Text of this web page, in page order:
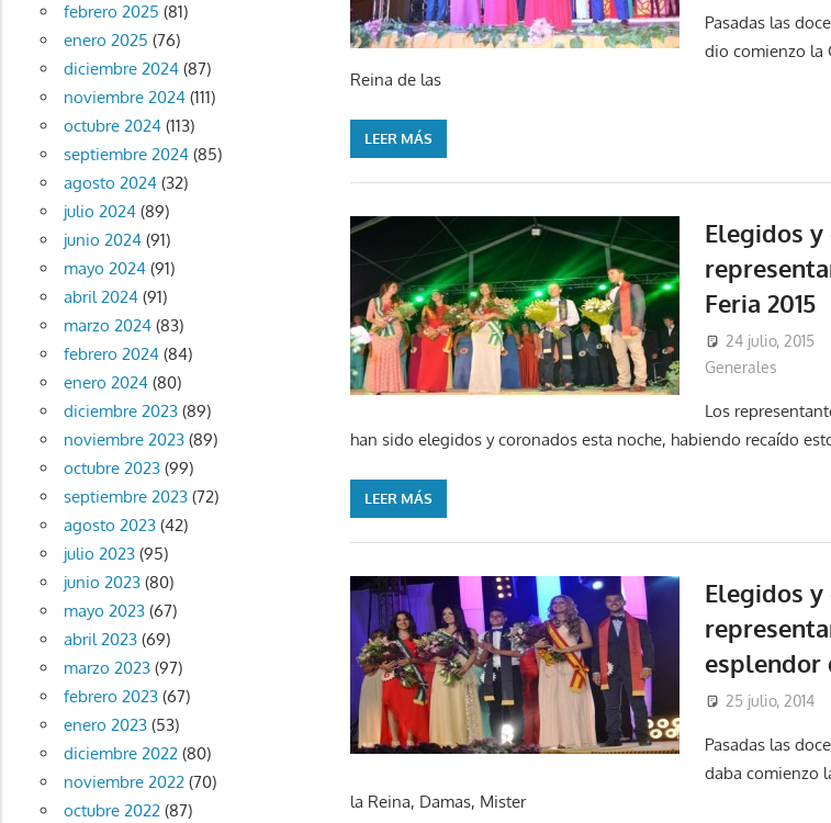
Pasadas las
dio comienzo la
Reina de las
LEER MÁS
Elegidos
Feria 2015
24 julio, 2015
Generales
Los
han sido elegidos y coronados esta noche, habiendo recaído
LEER MÁS
Elegidos
esplendor
25 julio, 2014
Pasadas las
daba comienzo
la Reina, Damas, Mister
febrero 2025 (81)
enero 2025 (76)
diciembre 2024(87)
noviembre 2024(111)
octubre 2024(113)
septiembre 2024(85)
agosto 2024(32)
julio 2024(89)
junio 2024(91)
mayo 2024(91)
abril 2024(91)
marzo 2024(83)
febrero 2024(84)
enero 2024(80)
diciembre 2023(89)
noviembre 2023(89)
octubre 2023(99)
septiembre 2023(72)
agosto 2023(42)
julio 2023(95)
junio 2023(80)
mayo 2023(67)
abril 2023(69)
marzo 2023(97)
febrero 2023(67)
enero 2023(53)
diciembre 2022(80)
noviembre 2022(70)
octubre 2022(87)